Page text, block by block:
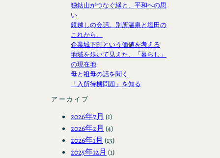
独鈷山がつなぐ縁と、平和への思
い
鏡越しの会話。別所温泉と塩田の
これから。
企業城下町という価値を考える
地域を歩いて見えた、「暮らし」
の現在地
母と祖母の話を聞く
「入所待機問題」を知る
アーカイブ
2026年7月 (1)
2026年2月 (4)
2026年1月 (13)
2025年12月 (1)